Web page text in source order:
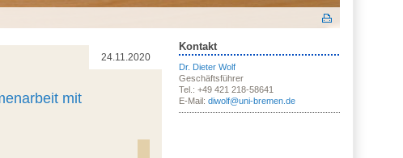
24.11.2020
mit
Kontakt
Dr. Dieter Wolf
Geschäftsführer
Tel.: +49 421 218-58641
E-Mail: diwolf@uni-bremen.de